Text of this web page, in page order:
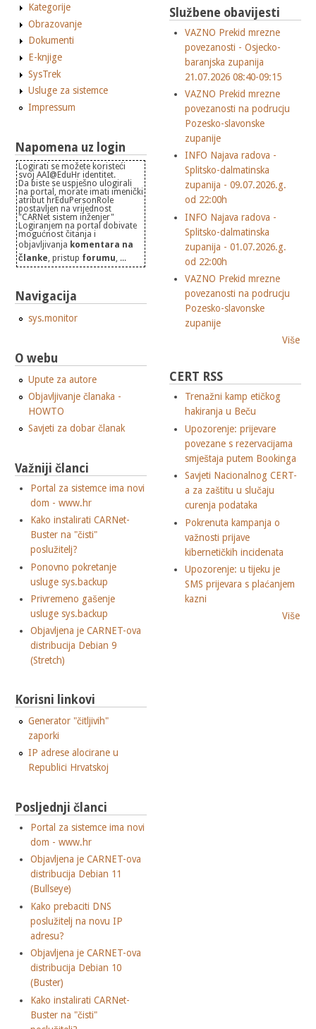
Kategorije
Obrazovanje
Dokumenti
E-knjige
SysTrek
Usluge za sistemce
Impressum
Napomena uz login
Logirati se možete koristeći
svoj AAI@EduHr identitet.
Da biste se uspješno ulogirali
na portal, morate imati imenički
atribut hrEduPersonRole
postavljen na vrijednost
"CARNet sistem inženjer"
Logiranjem na portal dobivate
mogućnost čitanja i
objavljivanja komentara na
članke, pristup forumu, ...
Navigacija
sys.monitor
O webu
Upute za autore
Objavljivanje članaka -
HOWTO
Savjeti za dobar članak
Važniji članci
Portal za sistemce ima novi
dom - www.hr
Kako instalirati CARNet-
Buster na "čisti"
poslužitelj?
Ponovno pokretanje
usluge sys.backup
Privremeno gašenje
usluge sys.backup
Objavljena je CARNET-ova
distribucija Debian 9
(Stretch)
Korisni linkovi
Generator "čitljivih"
zaporki
IP adrese alocirane u
Republici Hrvatskoj
Posljednji članci
Portal za sistemce ima novi
dom - www.hr
Objavljena je CARNET-ova
distribucija Debian 11
(Bullseye)
Kako prebaciti DNS
poslužitelj na novu IP
adresu?
Objavljena je CARNET-ova
distribucija Debian 10
(Buster)
Kako instalirati CARNet-
Buster na "čisti"
Službene obavijesti
VAZNO Prekid mrezne
povezanosti - Osjecko-
baranjska zupanija
21.07.2026 08:40-09:15
VAZNO Prekid mrezne
povezanosti na podrucju
Pozesko-slavonske
zupanije
INFO Najava radova -
Splitsko-dalmatinska
zupanija - 09.07.2026.g.
od 22:00h
INFO Najava radova -
Splitsko-dalmatinska
zupanija - 01.07.2026.g.
od 22:00h
VAZNO Prekid mrezne
povezanosti na podrucju
Pozesko-slavonske
zupanije
Više
CERT RSS
Trenažni kamp etičkog
hakiranja u Beču
Upozorenje: prijevare
povezane s rezervacijama
smještaja putem Bookinga
Savjeti Nacionalnog CERT-
a za zaštitu u slučaju
curenja podataka
Pokrenuta kampanja o
važnosti prijave
kibernetičkih incidenata
Upozorenje: u tijeku je
SMS prijevara s plaćanjem
kazni
Više